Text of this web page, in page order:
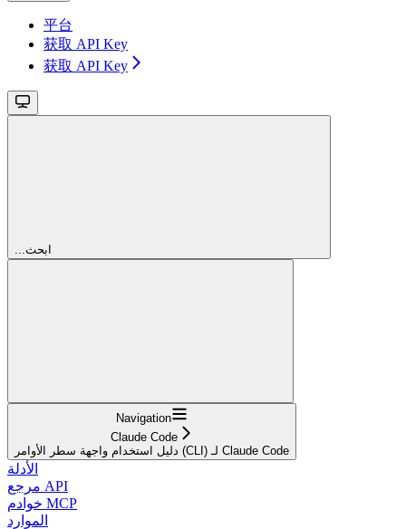
平台
获取 API Key
获取 API Key
...ابحث
Navigation
Claude Code
دليل استخدام واجهة سطر الأوامر (CLI) لـ Claude Code
الأدلة
مرجع API
خوادم MCP
الموارد